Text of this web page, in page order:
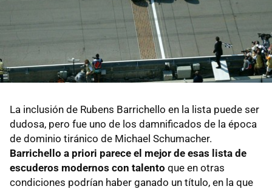
La inclusión de Rubens Barrichello en la lista puede ser
dudosa, pero fue uno de los damnificados de la época
de dominio tiránico de Michael Schumacher.
Barrichello a priori parece el mejor de esas lista de
escuderos modernos con talento que en otras
condiciones podrían haber ganado un título, en la que